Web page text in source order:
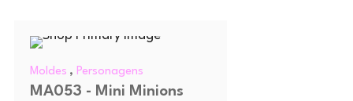
Moldes , Personagens
MA053 - Mini Minions